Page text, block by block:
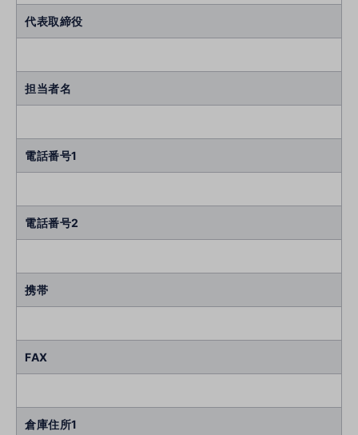
代表取締役
担当者名
電話番号1
電話番号2
携帯
FAX
倉庫住所1